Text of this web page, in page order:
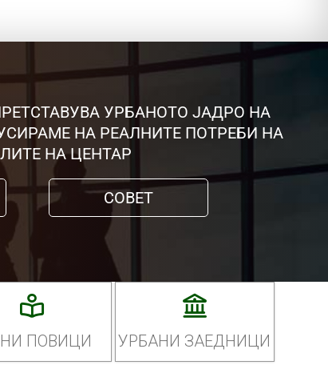
УРБАНОТО ЈАДРО НА
НА РЕАЛНИТЕ ПОТРЕБИ НА
НА ЦЕНТАР
СОВЕТ
ПОВИЦИ УРБАНИ ЗАЕДНИЦИ